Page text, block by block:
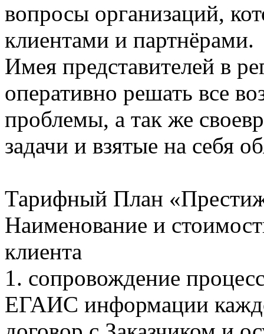
вопросы организаций,
клиентами и партнёрами.
Имея представителей в
оперативно решать все
проблемы, а так же
задачи и взятые на себя
Тарифный План
Наименование и
клиента
1. сопровождение
ЕГАИС информации